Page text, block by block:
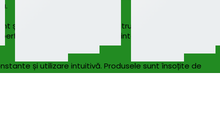
și autonomie optimizată pentru utilizare continuă.
includ pulverizator integrat, lavete din
și utilizare intuitivă. Produsele sunt însoțite de